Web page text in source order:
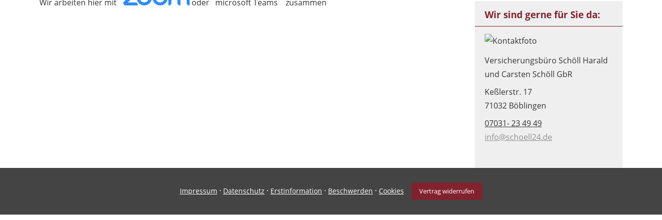
Wir sind gerne für Sie da:
Versicherungsbüro Schöll Harald
und Carsten Schöll GbR
Keßlerstr. 17
71032 Böblingen
07031- 23 49 49
info@schoell24.de
Wir arbeiten hier mit oder microsoft Teams zusammen
Impressum · Datenschutz · Erstinformation · Beschwerden · Cookies Vertrag widerrufen